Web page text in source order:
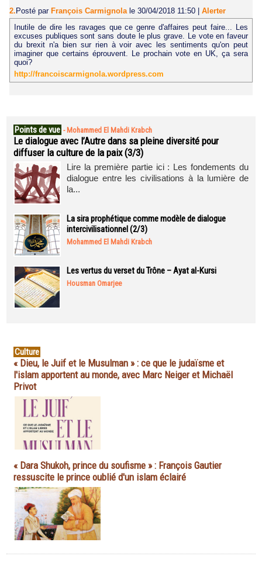
2. Posté par François Carmignola le 30/04/2018 11:50
Alerter
Inutile de dire les ravages que ce genre d'affaires peut faire... Les
excuses publiques sont sans doute le plus grave. Le vote en faveur
du brexit n'a bien sur rien à voir avec les sentiments qu'on peut
imaginer que certains éprouvent. Le prochain vote en UK, ça sera
quoi?
http://francoiscarmignola.wordpress.com
Points de vue - Mohammed El Mahdi Krabch
Le dialogue avec l’Autre dans sa pleine diversité pour
diffuser la culture de la paix (3/3)
Lire la première partie ici : Les fondements du
dialogue entre les civilisations à la lumière de
la...
La sira prophétique comme modèle de dialogue
intercivilisationnel (2/3)
Mohammed El Mahdi Krabch
Les vertus du verset du Trône – Ayat al-Kursi
Housman Omarjee
Culture
« Dieu, le Juif et le Musulman » : ce que le judaïsme et
l'islam apportent au monde, avec Marc Neiger et Michaël
Privot
« Dara Shukoh, prince du soufisme » : François Gautier
ressuscite le prince oublié d'un islam éclairé